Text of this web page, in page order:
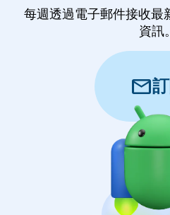
每週透過電子郵件接收最
資訊。
mail